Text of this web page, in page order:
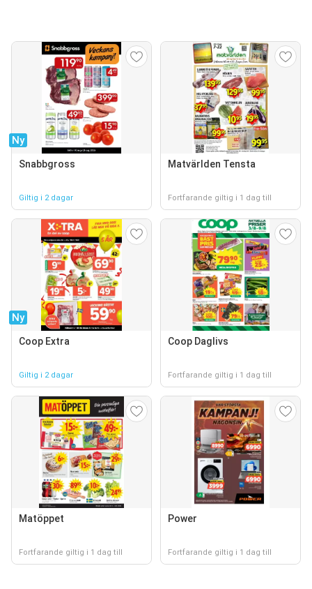
Ny
Snabbgross
Giltig i 2 dagar
Matvärlden Tensta
Fortfarande giltig i 1 dag till
Ny
Coop Extra
Giltig i 2 dagar
Coop Daglivs
Fortfarande giltig i 1 dag till
Matöppet
Fortfarande giltig i 1 dag till
Power
Fortfarande giltig i 1 dag till